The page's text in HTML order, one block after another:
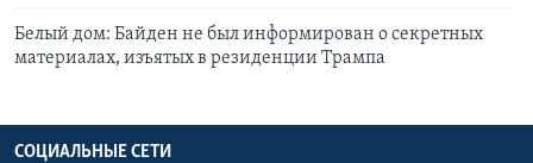
Белый дом: Байден не был информирован о секретных
материалах, изъятых в резиденции Трампа
СОЦИАЛЬНЫЕ СЕТИ